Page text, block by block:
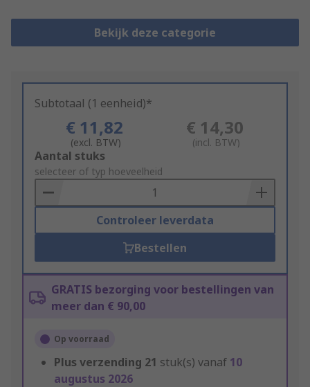
Bekijk deze categorie
Subtotaal (1 eenheid)*
€ 11,82
(excl. BTW)
€ 14,30
(incl. BTW)
Add
to
Basket
Aantal stuks
selecteer of typ hoeveelheid
Controleer leverdata
Bestellen
GRATIS bezorging voor bestellingen van
meer dan € 90,00
Op voorraad
Plus verzending 21 stuk(s) vanaf 10
augustus 2026